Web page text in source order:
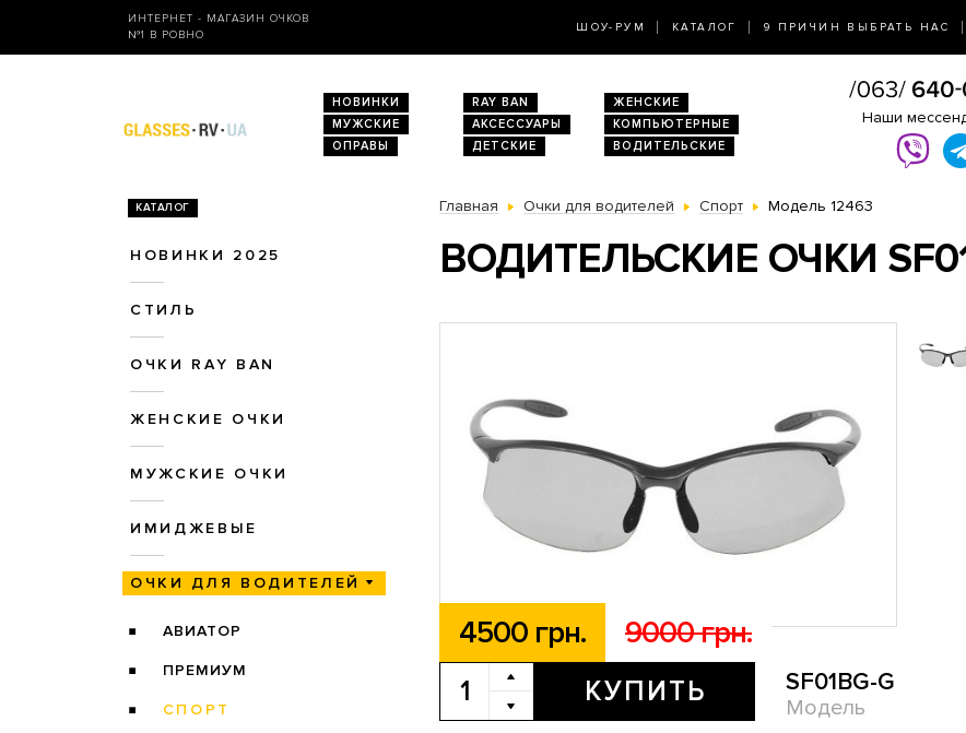
ИНТЕРНЕТ - МАГАЗИН ОЧКОВ
№1 В РОВНО
ШОУ-РУМ КАТАЛОГ 9 ПРИЧИН ВЫБРАТЬ НАС
НОВИНКИ RAY BAN
ЖЕНСКИЕ
МУЖСКИЕ
АКСЕССУАРЫ
КОМПЬЮТЕРНЫЕ
ОПРАВЫ
ДЕТСКИЕ ВОДИТЕЛЬСКИЕ
Наши
КАТАЛОГ
НОВИНКИ 2025
СТИЛЬ
ОЧКИ RAY BAN
ЖЕНСКИЕ ОЧКИ
МУЖСКИЕ ОЧКИ
ИМИДЖЕВЫЕ
ОЧКИ ДЛЯ ВОДИТЕЛЕЙ
АВИАТОР
ПРЕМИУМ
СПОРТ
Главная Очки для водителей Спорт Модель 12463
ВОДИТЕЛЬСКИЕ ОЧКИ
4500 грн. 9000 грн.
КУПИТЬ SF01BG-G
Модель